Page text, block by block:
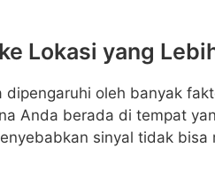
Lokasi yang
dipengaruhi oleh banyak
Anda berada di tempat
sinyal tidak bisa